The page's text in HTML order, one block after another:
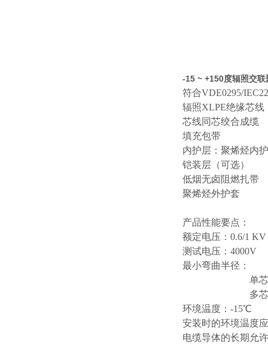
-15 ~ +150度辐照交
符合VDE0295/
辐照XLPE绝缘芯线
芯线同芯绞合成缆
填充包带
内护层：聚烯烃内
铠装层（可选）
低烟无卤阻燃扎带
聚烯烃外护套
产品性能要点：
额定电压： 0.6/1 KV
测试电压： 4000V
最小弯曲半径：
单
多
环境温度： -15℃
安装时的环境温度
电缆导体的长期允